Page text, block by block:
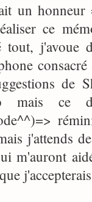
un
ce
tout, j'avoue
de
mais ce
j'attends
m'auront